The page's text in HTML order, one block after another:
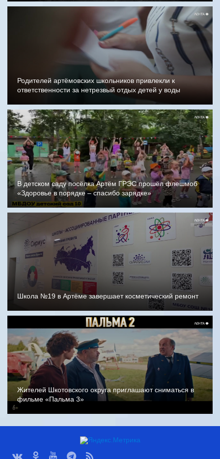
Родителей артёмовских школьников привлекли к
ответственности за нетрезвый отдых детей у воды
В детском саду посёлка Артём ГРЭС прошёл флешмоб
«Здоровье в порядке – спасибо зарядке»
Школа №19 в Артёме завершает косметический ремонт
Жителей Шкотовского округа приглашают сниматься в
фильме «Пальма 3»